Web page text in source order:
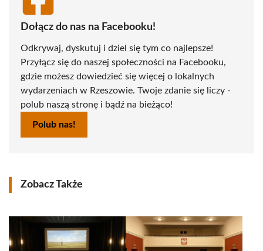
Dołącz do nas na Facebooku!
Odkrywaj, dyskutuj i dziel się tym co najlepsze!
Przyłącz się do naszej społeczności na Facebooku,
gdzie możesz dowiedzieć się więcej o lokalnych
wydarzeniach w Rzeszowie. Twoje zdanie się liczy -
polub naszą stronę i bądź na bieżąco!
Polub nas!
Zobacz Także